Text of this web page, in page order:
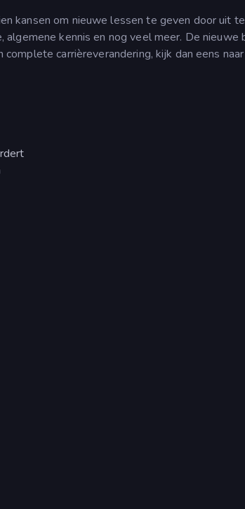
kansen om nieuwe lessen te geven door uit
algemene kennis en nog veel meer. De nieuwe
carrièreverandering, kijk dan eens naar